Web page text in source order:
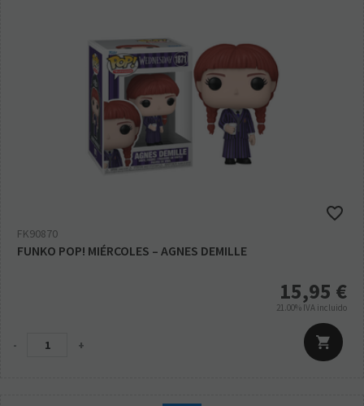
FK90870
FUNKO POP! MIÉRCOLES – AGNES DEMILLE
15,95 €
21.00% IVA incluido
- +